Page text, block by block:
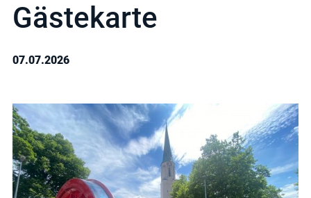
Gästekarte
07.07.2026